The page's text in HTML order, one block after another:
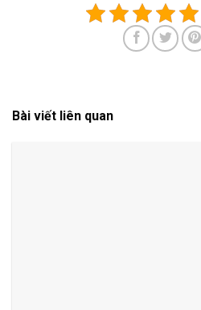
Bài viết liên quan